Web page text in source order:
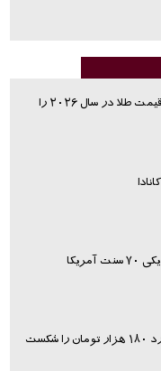
بانک آمریکا پیش‌بینی میانگین قیمت طلا در سال ۲۰۲۶ را